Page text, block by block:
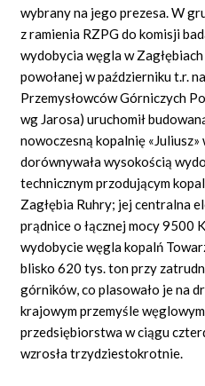
wybrany na jego prezesa. W
z ramienia RZPG do komisji
wydobycia węgla w
powołanej w październiku t.r.
Przemysłowców Górniczych
wg Jarosa) uruchomił
nowoczesną kopalnię
dorównywała wysokością
technicznym przodującym
Zagłębia Ruhry; jej centralna
prądnice o łącznej mocy 9500
wydobycie węgla kopalń
blisko 620 tys. ton przy
górników, co plasowało je na
krajowym przemyśle
przedsiębiorstwa w ciągu
wzrosła trzydziestokrotnie.